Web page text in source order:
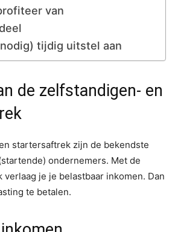
van
tijdig uitstel aan
de zelfstandigen- en
startersaftrek zijn de bekendste
ondernemers. Met de
je je belastbaar inkomen. Dan
te betalen.